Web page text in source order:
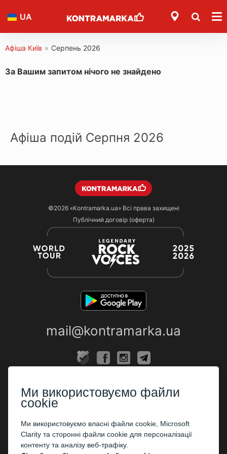
UA
Афіша Київ » Серпень 2026
За Вашим запитом нічого не знайдено
Афіша подій Серпня 2026
©2026 «Kontramarka.ua»Всі права захищені
Публічний договір (оферта)
mail@kontramarka.ua
Каси
ПАРТНЕРАМ
Організаторам
Ми використовуємо файли
cookie
Ми використовуємо власні файли cookie, Microsoft
Clarity та сторонні файли cookie для персоналізації
контенту та аналізу веб-трафіку.